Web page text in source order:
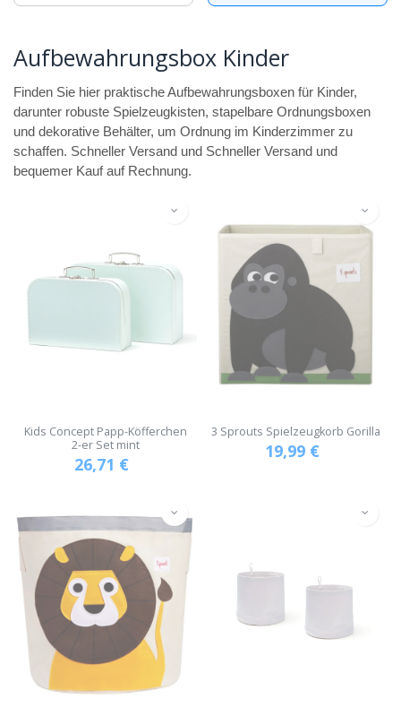
Aufbewahrungsbox Kinder
Finden Sie hier praktische Aufbewahrungsboxen für Kinder,
darunter robuste Spielzeugkisten, stapelbare Ordnungsboxen
und dekorative Behälter, um Ordnung im Kinderzimmer zu
schaffen. Schneller Versand und Schneller Versand und
bequemer Kauf auf Rechnung.
Kids Concept Papp-Köfferchen
2-er Set mint
26,71 €
3 Sprouts Spielzeugkorb Gorilla
19,99 €